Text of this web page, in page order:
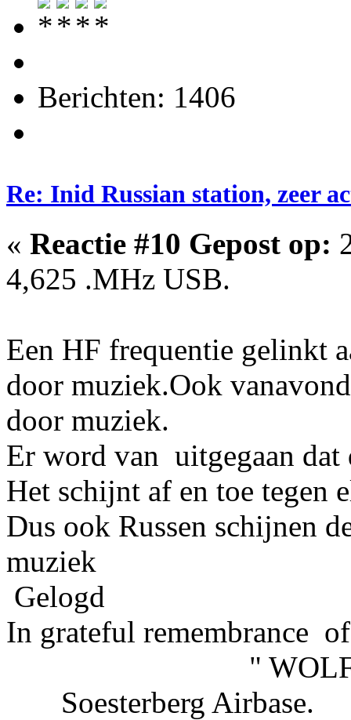
Berichten: 1406
Re: Inid Russian station, zeer
« Reactie #10 Gepost op:
4,625 .MHz USB.
Een HF frequentie gelinkt
door muziek.Ook
door muziek.
Er word van uitgegaan
Het schijnt af en toe tegen
Dus ook Russen schijnen
muziek
Gelogd
In grateful remembrance
"
Soesterberg